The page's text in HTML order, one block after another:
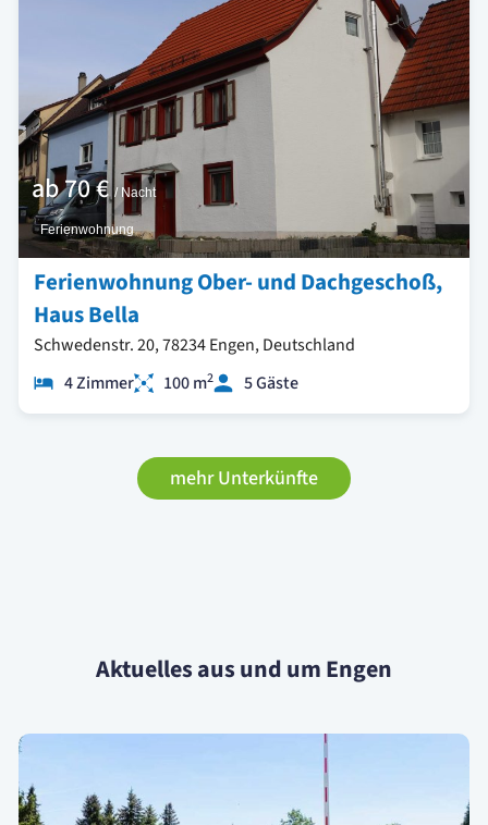
ab70 € / Nacht
Ferienwohnung
Ferienwohnung Ober- und Dachgeschoß,
Haus Bella
Schwedenstr. 20, 78234 Engen, Deutschland
4 Zimmer
100 m2 5 Gäste
mehr Unterkünfte
Aktuelles aus und um Engen